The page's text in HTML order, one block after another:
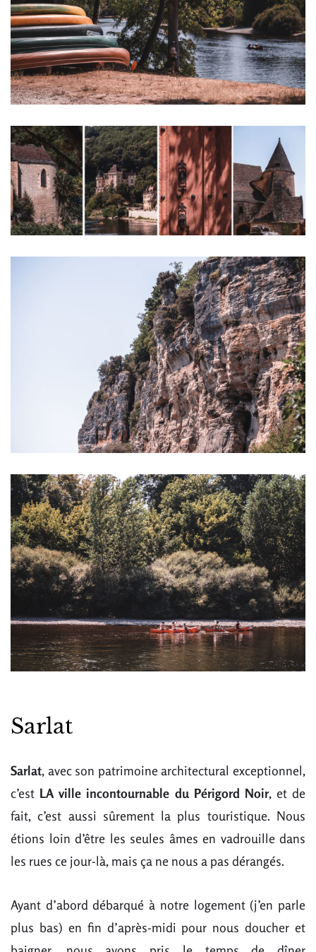
Sarlat
Sarlat, avec son patrimoine architectural exceptionnel,
c’est LA ville incontournable du Périgord Noir, et de
fait, c’est aussi sûrement la plus touristique. Nous
étions loin d’être les seules âmes en vadrouille dans
les rues ce jour-là, mais ça ne nous a pas dérangés.
Ayant d’abord débarqué à notre logement (j’en parle
plus bas) en fin d’après-midi pour nous doucher et